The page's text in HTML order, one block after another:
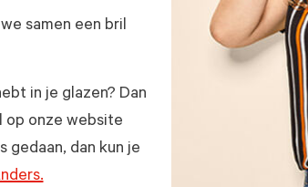
samen een bril
in je glazen? Dan
op onze website
gedaan, dan kun je